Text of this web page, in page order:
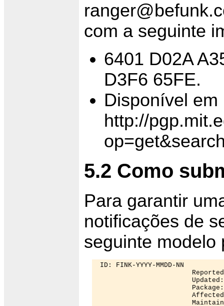
com a seguinte
6401 D02A
D3F6 65FE.
Disponível em
http://
5.2 Como
Para garantir
notificações de
seguinte modelo
ID: FINK-YYYY-MMDD-NN